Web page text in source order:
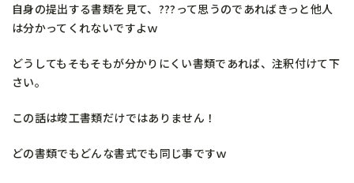
自身の提出する書類を見て、???って思うのであればきっと他人
は分かってくれないですよｗ
どうしてもそもそもが分かりにくい書類であれば、注釈付けて下
さい。
この話は竣工書類だけではありません！
どの書類でもどんな書式でも同じ事ですｗ